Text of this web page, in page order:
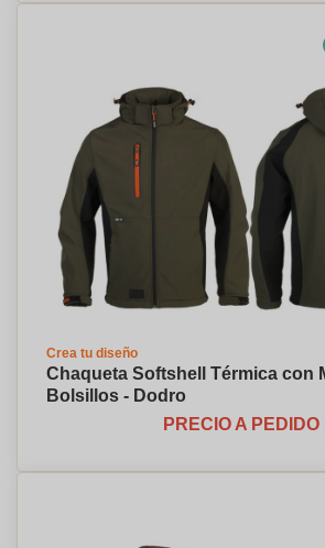
Crea tu diseño
Chaqueta Softshell Térmica con
Bolsillos - Dodro
PRECIO A PEDIDO